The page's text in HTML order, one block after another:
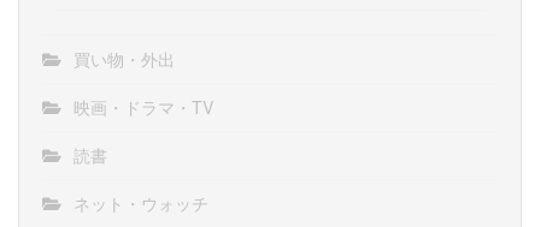
買い物・外出
映画・ドラマ・TV
読書
ネット・ウォッチ